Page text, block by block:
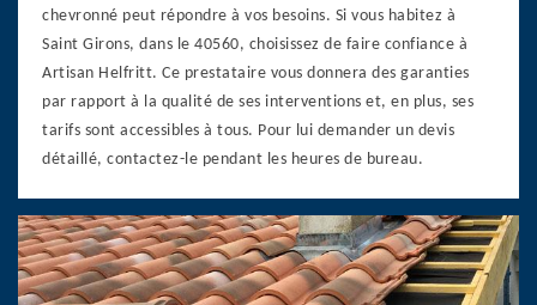
chevronné peut répondre à vos besoins. Si vous habitez à
Saint Girons, dans le 40560, choisissez de faire confiance à
Artisan Helfritt. Ce prestataire vous donnera des garanties
par rapport à la qualité de ses interventions et, en plus, ses
tarifs sont accessibles à tous. Pour lui demander un devis
détaillé, contactez-le pendant les heures de bureau.